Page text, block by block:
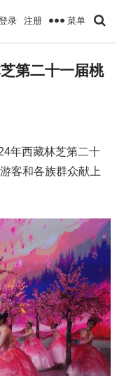
录 注册 菜单
第二十一届桃
年西藏林芝第二十
客和各族群众献上